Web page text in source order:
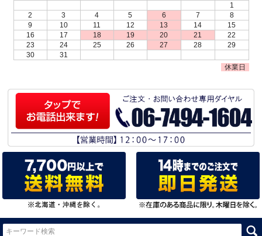
1
2
3 4 5 6 7
8
9
10 11 12 13 14
15
16
17 18 19 20 21
22
23
24 25 26 27 28
29
30
31
休業日